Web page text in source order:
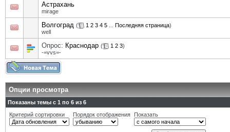
Астрахань
mirage
Волгоград ( 1 2 3 4 5 Последняя страница)
well
Опрос: Краснодар ( 1 2 3)
-=vvs=-
Опции просмотра
Показаны темы с 1 по 6 из 6
Критерий сортировки
Порядок отображения Показать